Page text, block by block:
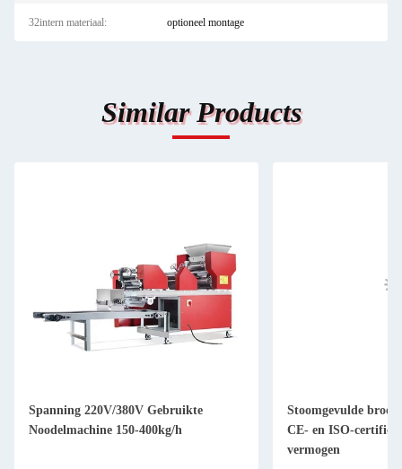
32intern materiaal: optioneel montage
Similar Products
Spanning 220V/380V Gebruikte
Noodelmachine 150-400kg/h
Stoomgevulde
CE- en ISO-
vermogen